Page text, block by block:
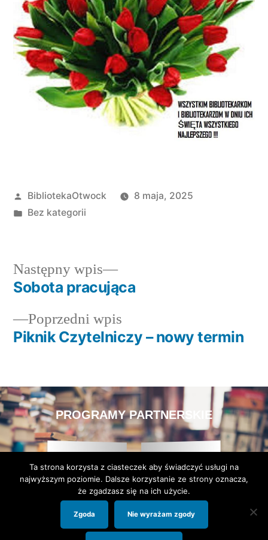
BibliotekaOtwock
8 maja, 2025
Bez kategorii
Poprzedni wpis
Piknik Czytelniczy – nowy termin
Następny wpis
Sobota pracująca
PROGRAMY PARTNERSKIE
Ta strona korzysta z ciasteczek aby świadczyć usługi na
najwyższym poziomie. Dalsze korzystanie ze strony oznacza,
że zgadzasz się na ich użycie.
Zgoda Nie wyrażam zgody